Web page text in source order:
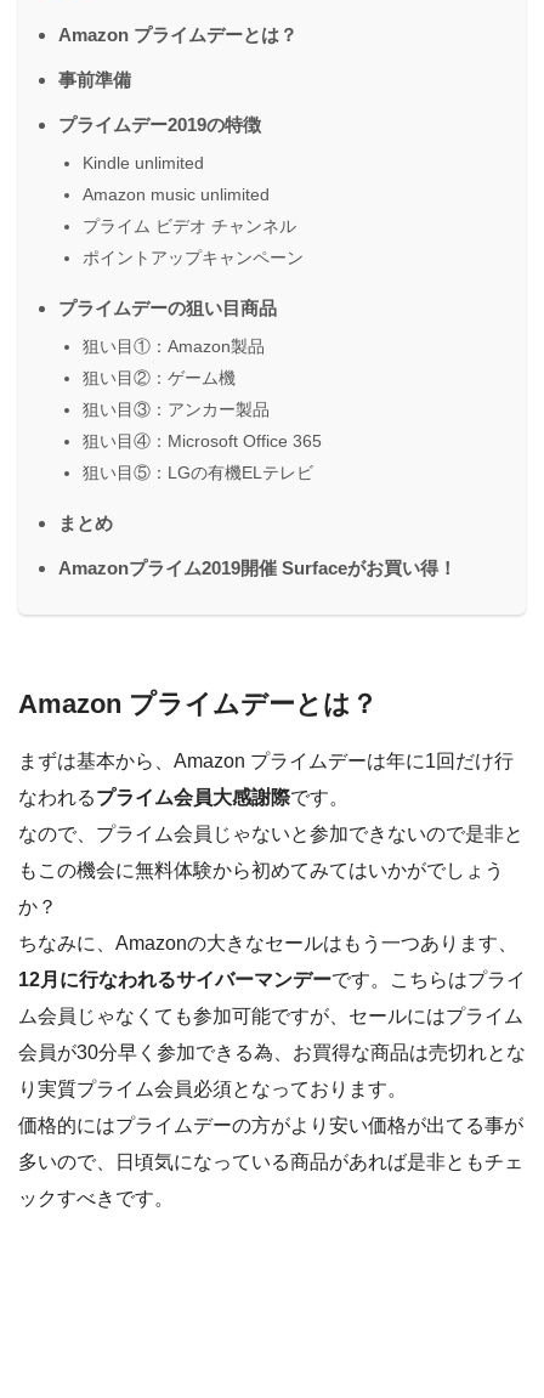
Amazon プライムデーとは？
事前準備
プライムデー2019の特徴
Kindle unlimited
Amazon music unlimited
プライム ビデオ チャンネル
ポイントアップキャンペーン
プライムデーの狙い目商品
狙い目①：Amazon製品
狙い目②：ゲーム機
狙い目③：アンカー製品
狙い目④：Microsoft Office 365
狙い目⑤：LGの有機ELテレビ
まとめ
Amazonプライム2019開催 Surfaceがお買い得！
Amazon プライムデーとは？
まずは基本から、Amazon プライムデーは年に1回だけ行
なわれるプライム会員大感謝際です。
なので、プライム会員じゃないと参加できないので是非と
もこの機会に無料体験から初めてみてはいかがでしょう
か？
ちなみに、Amazonの大きなセールはもう一つあります、
12月に行なわれるサイバーマンデーです。こちらはプライ
ム会員じゃなくても参加可能ですが、セールにはプライム
会員が30分早く参加できる為、お買得な商品は売切れとな
り実質プライム会員必須となっております。
価格的にはプライムデーの方がより安い価格が出てる事が
多いので、日頃気になっている商品があれば是非ともチェ
ックすべきです。